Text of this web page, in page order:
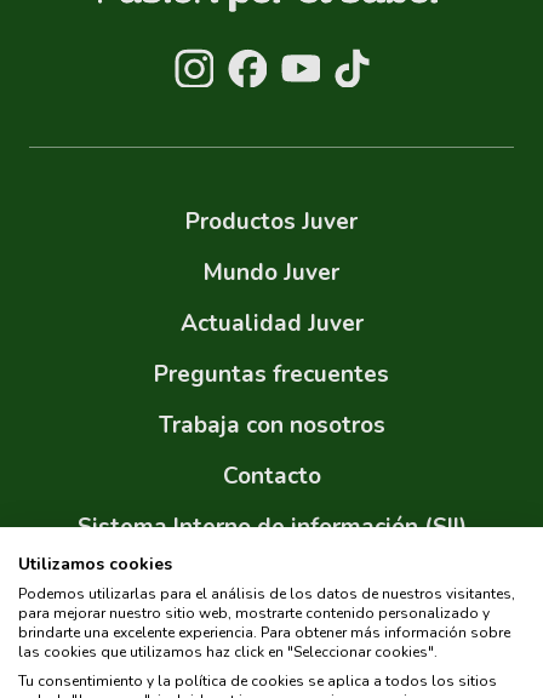
Productos Juver
Mundo Juver
Actualidad Juver
Preguntas frecuentes
Trabaja con nosotros
Contacto
Sistema Interno de información (SII)
Utilizamos cookies
Podemos utilizarlas para el análisis de los datos de nuestros visitantes,
para mejorar nuestro sitio web, mostrarte contenido personalizado y
brindarte una excelente experiencia. Para obtener más información sobre
las cookies que utilizamos haz click en "Seleccionar cookies".
Tu consentimiento y la política de cookies se aplica a todos los sitios